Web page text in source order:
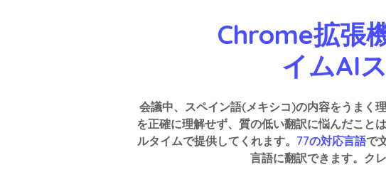
Chrome拡張
イムAI
会議中、スペイン語(メキシコ)の内容をうまく
を正確に理解せず、質の低い翻訳に悩んだこと
ルタイムで提供してくれます。 77の対応言語で
言語に翻訳できます。ク